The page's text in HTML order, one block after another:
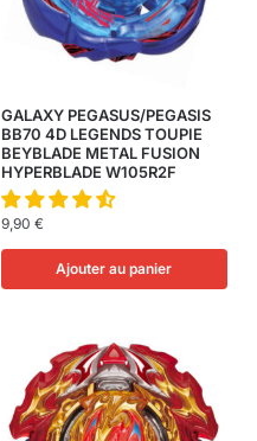
GALAXY PEGASUS/PEGASIS
BB70 4D LEGENDS TOUPIE
BEYBLADE METAL FUSION
HYPERBLADE W105R2F
9,90 €
Ajouter au panier